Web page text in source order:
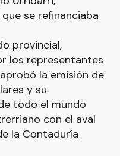
se refinanciaba
provincial,
los representantes
la emisión de
y su
todo el mundo
con el aval
la Contaduría